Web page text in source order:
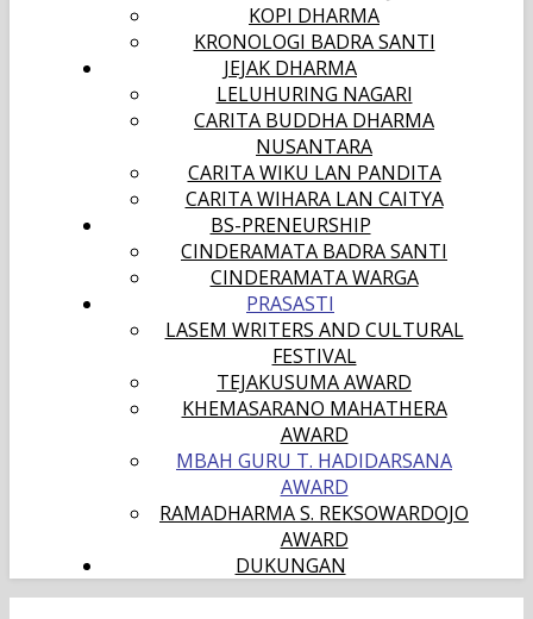
KOPI DHARMA
KRONOLOGI BADRA SANTI
JEJAK DHARMA
LELUHURING NAGARI
CARITA BUDDHA DHARMA
NUSANTARA
CARITA WIKU LAN PANDITA
CARITA WIHARA LAN CAITYA
BS-PRENEURSHIP
CINDERAMATA BADRA SANTI
CINDERAMATA WARGA
PRASASTI
LASEM WRITERS AND CULTURAL
FESTIVAL
TEJAKUSUMA AWARD
KHEMASARANO MAHATHERA
AWARD
MBAH GURU T. HADIDARSANA
AWARD
RAMADHARMA S. REKSOWARDOJO
AWARD
DUKUNGAN